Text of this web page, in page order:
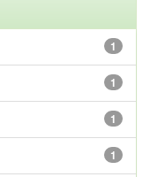
1
1
1
1